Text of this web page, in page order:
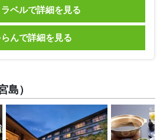
ベルで詳細を見る
らんで詳細を見る
島）